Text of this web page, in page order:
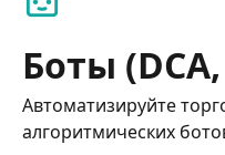
Боты
Автоматизируйте
алгоритмических